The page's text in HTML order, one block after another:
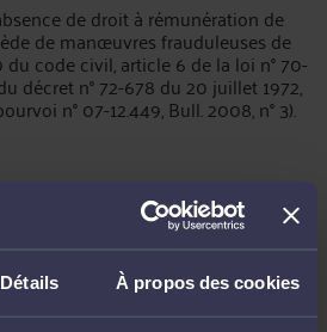
Détails À propos des cookies
de droit à rémunération de
de manœuvres frauduleuses de
code civil, article 6 de la loi n° 70-
décret n° 72-678 du 20 juillet 1972,
n° 07-12.449, Bull. 2008, n° 3).
05-2026.pdf